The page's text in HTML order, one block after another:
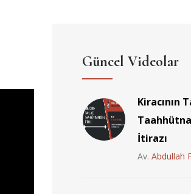
Güncel Videolar
Kiracının
İtirazı
Av. Abdullah